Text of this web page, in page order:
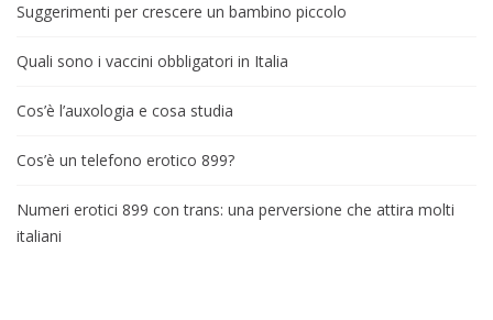
Suggerimenti per crescere un bambino piccolo
Quali sono i vaccini obbligatori in Italia
Cos’è l’auxologia e cosa studia
Cos’è un telefono erotico 899?
Numeri erotici 899 con trans: una perversione che attira molti
italiani